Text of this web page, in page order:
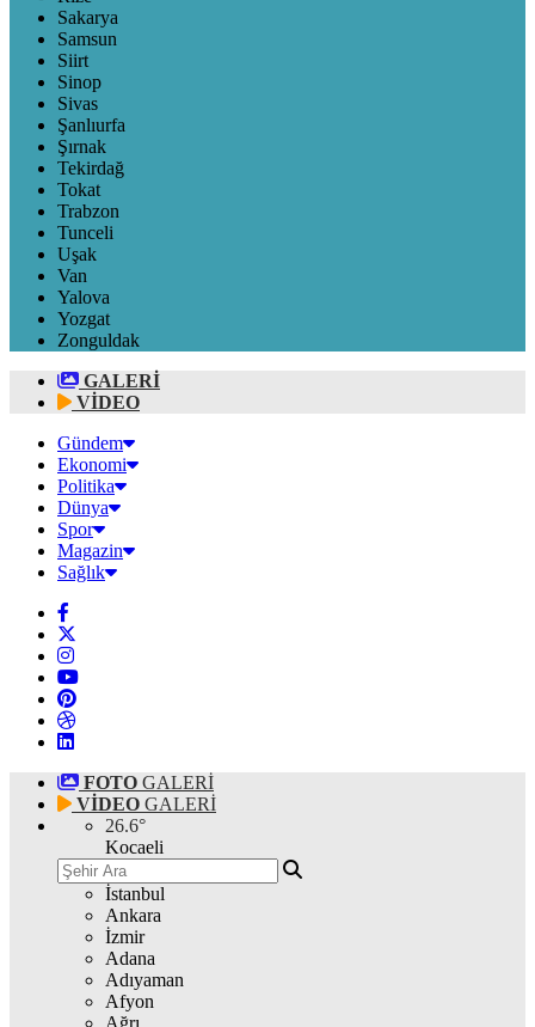
Sakarya
Samsun
Siirt
Sinop
Sivas
Şanlıurfa
Şırnak
Tekirdağ
Tokat
Trabzon
Tunceli
Uşak
Van
Yalova
Yozgat
Zonguldak
GALERİ
VİDEO
Gündem
Ekonomi
Politika
Dünya
Spor
Magazin
Sağlık
FOTO GALERİ
VİDEO GALERİ
26.6°
Kocaeli
İstanbul
Ankara
İzmir
Adana
Adıyaman
Afyon
Ağrı